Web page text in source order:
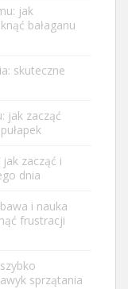
jak
bałaganu
skuteczne
jak zacząć
zacząć i
dnia
i nauka
frustracji
sprzątania